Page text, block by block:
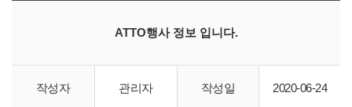
ATTO행사 정보 입니다.
작성자 관리자 작성일 2020-06-24